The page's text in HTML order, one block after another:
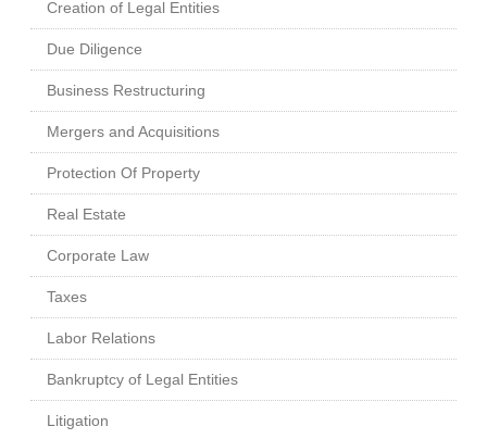
Creation of Legal Entities
Due Diligence
Business Restructuring
Mergers and Acquisitions
Protection Of Property
Real Estate
Corporate Law
Taxes
Labor Relations
Bankruptcy of Legal Entities
Litigation